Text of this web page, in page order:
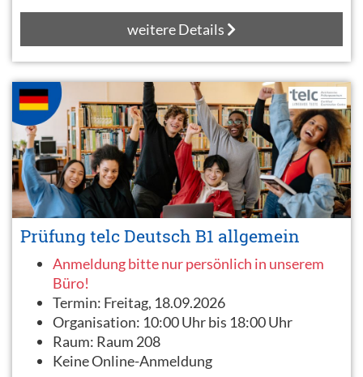
weitere Details
Prüfung telc Deutsch B1 allgemein
Anmeldung bitte nur persönlich in unserem
Büro!
Termin: Freitag, 18.09.2026
Organisation: 10:00 Uhr bis 18:00 Uhr
Raum: Raum 208
Keine Online-Anmeldung